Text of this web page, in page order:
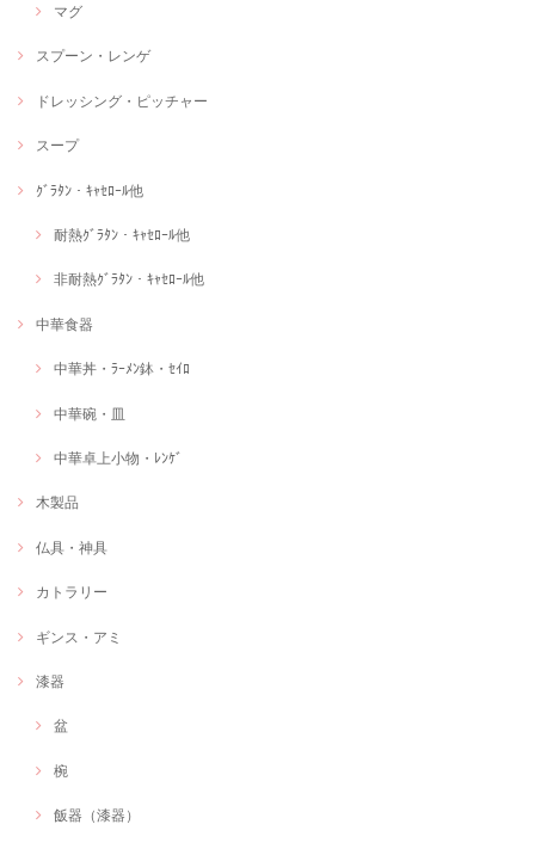
マグ
スプーン・レンゲ
ドレッシング・ピッチャー
スープ
ｸﾞﾗﾀﾝ・ｷｬｾﾛｰﾙ他
耐熱ｸﾞﾗﾀﾝ・ｷｬｾﾛｰﾙ他
非耐熱ｸﾞﾗﾀﾝ・ｷｬｾﾛｰﾙ他
中華食器
中華丼・ﾗｰﾒﾝ鉢・ｾｲﾛ
中華碗・皿
中華卓上小物・ﾚﾝｹﾞ
木製品
仏具・神具
カトラリー
ギンス・アミ
漆器
盆
椀
飯器（漆器）